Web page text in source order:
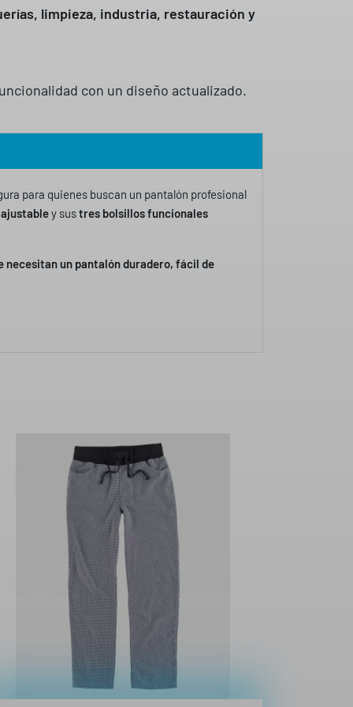
limpieza, industria, restauración y
con un diseño actualizado.
para quienes buscan un pantalón profesional
y sustres bolsillos funcionales
necesitan un pantalón duradero, fácil de